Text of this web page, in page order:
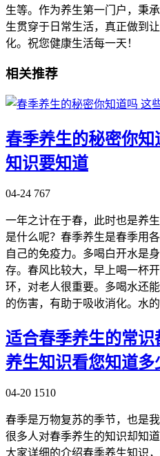
生等。作为养生第一门户，秉
生贯穿于日常生活，真正做到
化。祝您健康生活每一天！
相关推荐
春季养生的秘密你
知识要知道
04-24 767
一年之计在于春，此时也是养
是什么呢？春季养生是春季用
自己的免疫力。多喝白开水是
存。春风比较大，早上喝一杯
环，对老人很重要。多喝水还
的伤害，有助于吸收消化。水
适合春季养生的常
养生知识看您知道多
04-20 1510
春季是万物复苏的季节，也是
很多人对春季养生的知识却知
大家详细的介绍春季养生知识